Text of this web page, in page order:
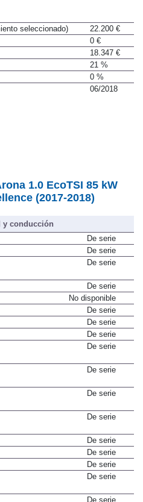
seleccionado)
22.200 €
0 €
18.347 €
21 %
0 %
06/2018
1.0 EcoTSI 85 kW
(2017-2018)
y conducción
De serie
De serie
De serie
De serie
No disponible
De serie
De serie
De serie
De serie
De serie
De serie
De serie
De serie
De serie
De serie
De serie
De serie